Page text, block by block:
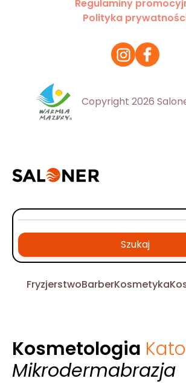
Regulaminy
Polityka
Copyright 2026
Szukaj
FryzjerstwoBarberKosmetyka
Kosmetologia
Mikrodermabrazja